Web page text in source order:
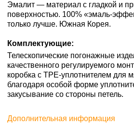
Эмалит — материал с гладкой и
поверхностью. 100% «эмаль-
только лучше. Южная Корея.
Комплектующие:
Телескопические погонажные
качественного регулируемого
коробка с TPE-уплотнителем для
благодаря особой форме
закусывание со стороны петель.
Дополнительная информация